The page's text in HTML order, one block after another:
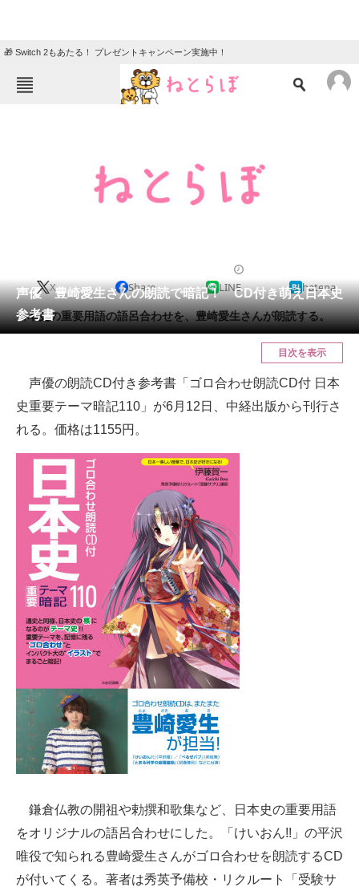
🎁 Switch 2もあたる！ プレゼントキャンペーン実施中！
クイズ
地域
会員記事
メディア
ITの今と未来を見通す
スマホと通信の最新トレンド
進化するPCとデバイスの未来
好きが集まる 比べて選べる
ビジネスと働き方のヒント
AI活用のいまが分かる
企業ITのトレンドを詳説
経営リーダーのコミュニティ
マーケ×ITの今がよく分かる
ITエンジニア向け専門サイト
企業向けIT製品の総合サイト
IT製品の技術・比較・事例
製造業のIT導入・活用を支援
モノづくり技術者専門サイト
エレクトロニクス専門サイト
声優・豊崎愛生さんの朗読で暗記！ CD付き萌え日本史
参考書
X Share LINE hatena
日本史の重要用語の語呂合わせを、豊崎愛生さんが朗読する。
目次を表示
声優の朗読CD付き参考書「ゴロ合わせ朗読CD付 日本
史重要テーマ暗記110」が6月12日、中経出版から刊行さ
れる。価格は1155円。
鎌倉仏教の開祖や勅撰和歌集など、日本史の重要用語
をオリジナルの語呂合わせにした。「けいおん!!」の平沢
唯役で知られる豊崎愛生さんがゴロ合わせを朗読するCD
が付いてくる。著者は秀英予備校・リクルート「受験サ